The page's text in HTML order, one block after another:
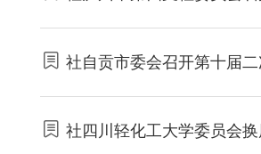
社自贡市委会召开第十届
社四川轻化工大学委员会